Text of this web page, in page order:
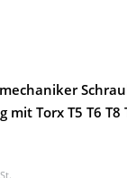
mit Torx T5 T6 T8
iphone, ipad,
Computer,